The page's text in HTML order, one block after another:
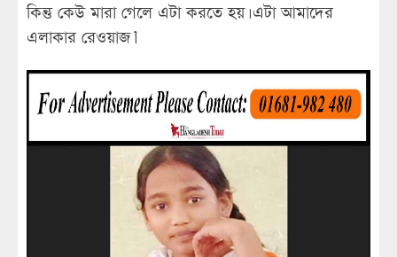
কিন্তু কেউ মারা গেলে এটা করতে হয়। এটা আমাদের
এলাকার রেওয়াজ।’